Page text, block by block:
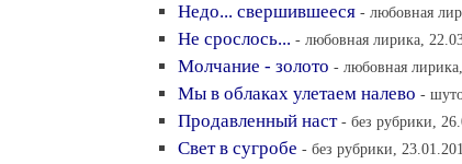
Недо... свершившееся - любовная
Не срослось... - любовная лирика,
Молчание - золото - любовная
Мы в облаках улетаем налево -
Продавленный наст - без рубрики,
Свет в сугробе - без рубрики,